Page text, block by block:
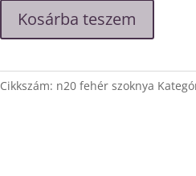
vászon
szoknya
Kosárba teszem
Cikkszám: n20 fehér szoknya